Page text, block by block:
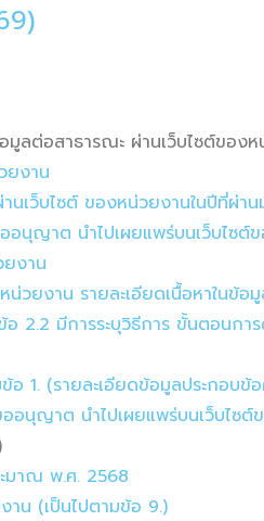
มูลต่อสาธารณะ ผ่านเว็บไซต์ของ
ยงาน
เว็บไซต์ ของหน่วยงานในปีที่ผ่าน
นุญาต นำไปเผยแพร่บนเว็บไซต์
งาน
วยงาน รายละเอียดเนื้อหาในข้
มีการระบุวิธีการ ขั้นตอนการด
1. (รายละเอียดข้อมูลประกอบข้
อนุญาต นำไปเผยแพร่บนเว็บไซต์
ะมาณ พ.ศ. 2568
าน (เป็นไปตามข้อ 9.)